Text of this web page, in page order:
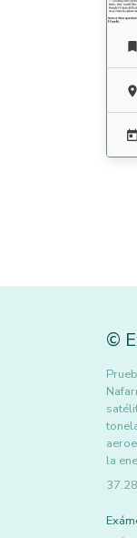



©
la